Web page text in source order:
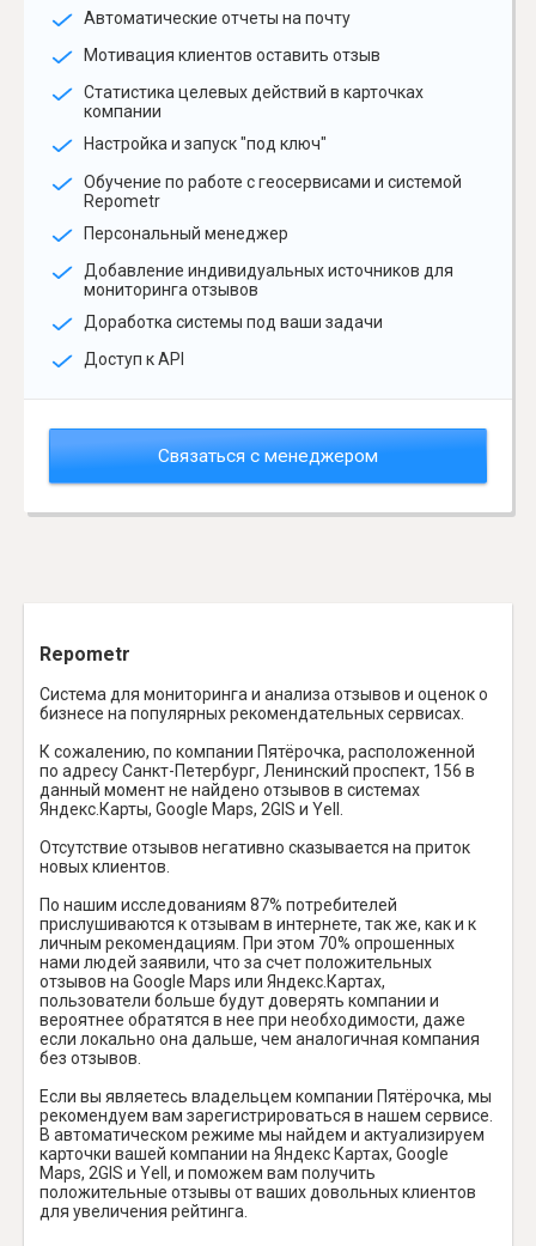
Автоматические отчеты на почту
Мотивация клиентов оставить отзыв
Статистика целевых действий в карточках
компании
Настройка и запуск "под ключ"
Обучение по работе с геосервисами и системой
Repometr
Персональный менеджер
Добавление индивидуальных источников для
мониторинга отзывов
Доработка системы под ваши задачи
Доступ к API
Связаться с менеджером
Repometr
Система для мониторинга и анализа отзывов и оценок о
бизнесе на популярных рекомендательных сервисах.
К сожалению, по компании Пятёрочка, расположенной
по адресу Санкт-Петербург, Ленинский проспект, 156 в
данный момент не найдено отзывов в системах
Яндекс.Карты, Google Maps, 2GIS и Yell.
Отсутствие отзывов негативно сказывается на приток
новых клиентов.
По нашим исследованиям 87% потребителей
прислушиваются к отзывам в интернете, так же, как и к
личным рекомендациям. При этом 70% опрошенных
нами людей заявили, что за счет положительных
отзывов на Google Maps или Яндекс.Картах,
пользователи больше будут доверять компании и
вероятнее обратятся в нее при необходимости, даже
если локально она дальше, чем аналогичная компания
без отзывов.
Если вы являетесь владельцем компании Пятёрочка, мы
рекомендуем вам зарегистрироваться в нашем сервисе.
В автоматическом режиме мы найдем и актуализируем
карточки вашей компании на Яндекс Картах, Google
Maps, 2GIS и Yell, и поможем вам получить
положительные отзывы от ваших довольных клиентов
для увеличения рейтинга.